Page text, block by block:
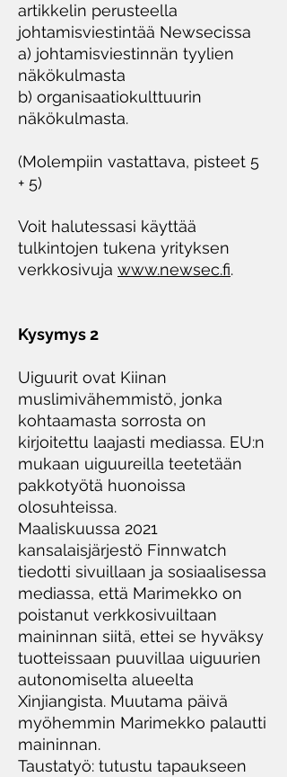
artikkelin perusteella
johtamisviestintää Newsecissa
a) johtamisviestinnän tyylien
näkökulmasta
b) organisaatiokulttuurin
näkökulmasta.
(Molempiin vastattava, pisteet 5
+ 5)
Voit halutessasi käyttää
tulkintojen tukena yrityksen
verkkosivuja www.newsec.fi.
Kysymys 2
Uiguurit ovat Kiinan
muslimivähemmistö, jonka
kohtaamasta sorrosta on
kirjoitettu laajasti mediassa. EU:n
mukaan uiguureilla teetetään
pakkotyötä huonoissa
olosuhteissa.
Maaliskuussa 2021
kansalaisjärjestö Finnwatch
tiedotti sivuillaan ja sosiaalisessa
mediassa, että Marimekko on
poistanut verkkosivuiltaan
maininnan siitä, ettei se hyväksy
tuotteissaan puuvillaa uiguurien
autonomiselta alueelta
Xinjiangista. Muutama päivä
myöhemmin Marimekko palautti
maininnan.
Taustatyö: tutustu tapaukseen